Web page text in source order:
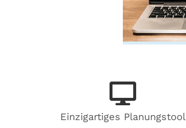
Einzigartiges Planungstool